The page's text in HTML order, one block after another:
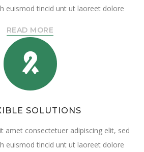
euismod tincid unt ut laoreet dolore
READ MORE
SOLUTIONS
amet consectetuer adipiscing elit, sed
euismod tincid unt ut laoreet dolore